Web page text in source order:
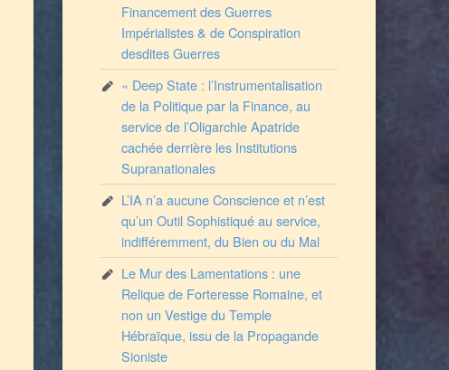
Financement des Guerres
Impérialistes & de Conspiration
desdites Guerres
« Deep State : l’Instrumentalisation
de la Politique par la Finance, au
service de l’Oligarchie Apatride
cachée derrière les Institutions
Supranationales
L’IA n’a aucune Conscience et n’est
qu’un Outil Sophistiqué au service,
indifféremment, du Bien ou du Mal
Le Mur des Lamentations : une
Relique de Forteresse Romaine, et
non un Vestige du Temple
Hébraïque, issu de la Propagande
Sioniste